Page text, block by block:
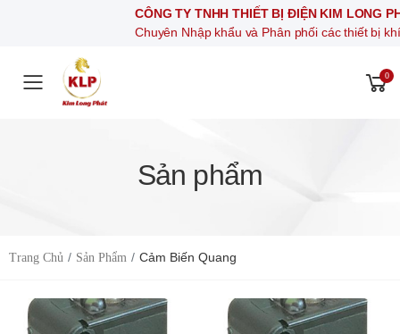
CÔNG TY TNHH THIẾT BỊ ĐIỆN KIM LONG PHÁT
Chuyên Nhập khẩu và Phân phối các thiết bị khí nén, thiết bị
Toggle mobile menu
0
Sản phẩm
Trang Chủ Sản Phẩm Cảm Biến Quang